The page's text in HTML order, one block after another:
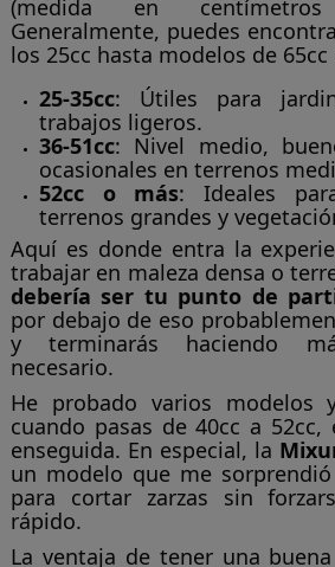
(medida en
Generalmente, puedes
los 25cc hasta modelos de 65cc
25-35cc: Útiles para
trabajos ligeros.
36-51cc: Nivel medio,
ocasionales en terrenos
52cc o más: Ideales
terrenos grandes y
Aquí es donde entra la
trabajar en maleza densa o
debería ser tu punto de
por debajo de eso
y terminarás haciendo
necesario.
He probado varios modelos
cuando pasas de 40cc a
enseguida. En especial, la
un modelo que me
para cortar zarzas sin
rápido.
La ventaja de tener una